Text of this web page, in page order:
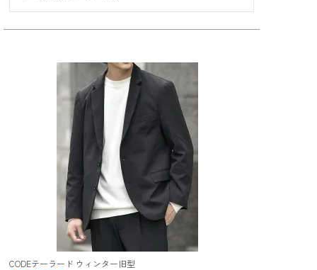
CODEテーラード ウィンター旧型